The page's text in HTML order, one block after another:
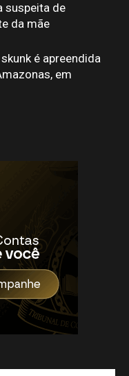
suspeita de
da mãe
é apreendida
em